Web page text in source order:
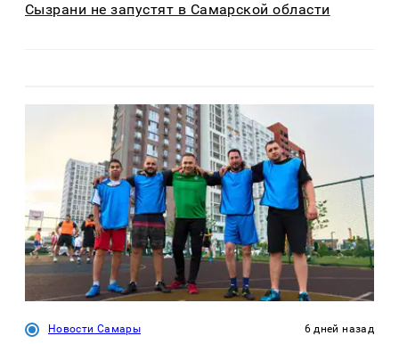
Сызрани не запустят в Самарской области
Новости Самары 6 дней назад